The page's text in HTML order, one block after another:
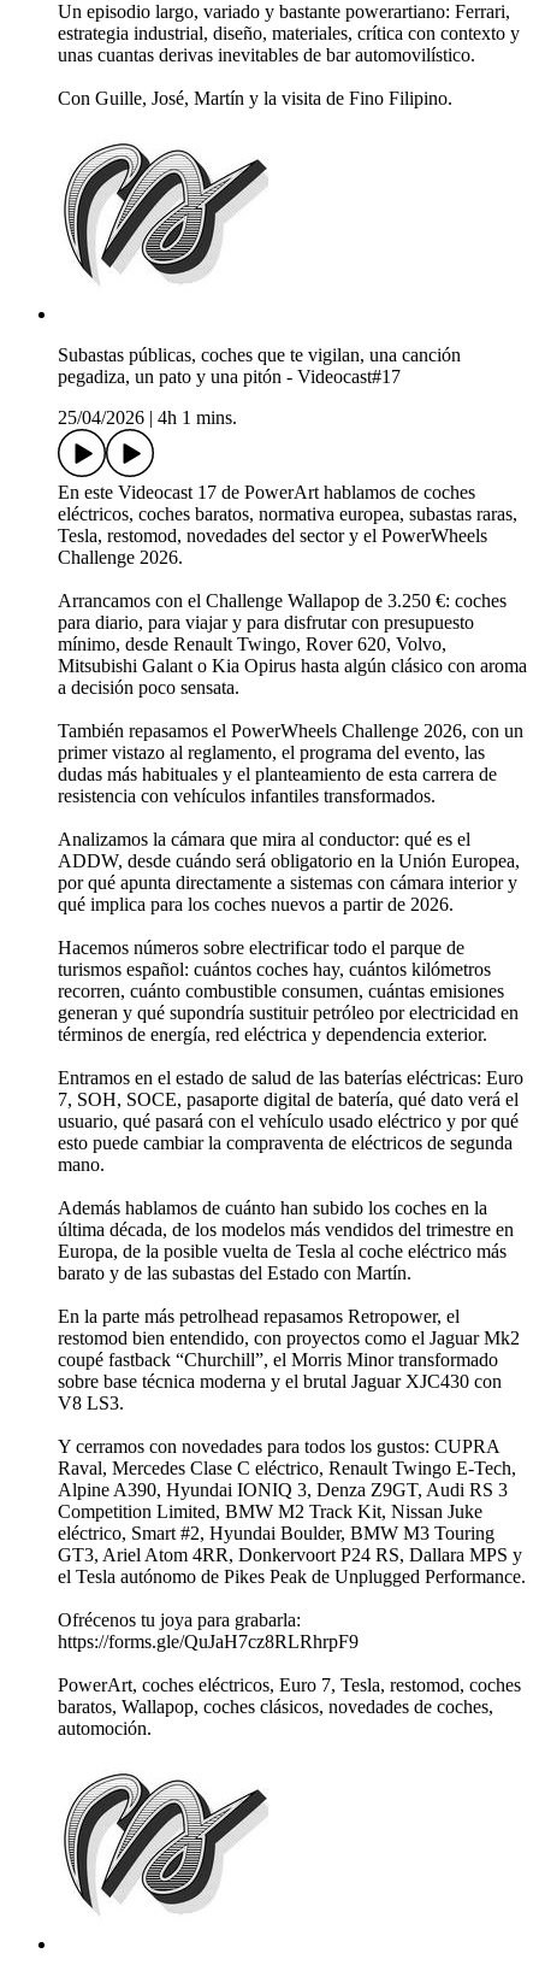
Un episodio largo, variado y bastante powerartiano: Ferrari,
estrategia industrial, diseño, materiales, crítica con contexto y
unas cuantas derivas inevitables de bar automovilístico.
Con Guille, José, Martín y la visita de Fino Filipino.
Subastas públicas, coches que te vigilan, una canción
pegadiza, un pato y una pitón - Videocast#17
25/04/2026
4h 1 mins.
En este Videocast 17 de PowerArt hablamos de coches
eléctricos, coches baratos, normativa europea, subastas raras,
Tesla, restomod, novedades del sector y el PowerWheels
Challenge 2026.
Arrancamos con el Challenge Wallapop de 3.250 €: coches
para diario, para viajar y para disfrutar con presupuesto
mínimo, desde Renault Twingo, Rover 620, Volvo,
Mitsubishi Galant o Kia Opirus hasta algún clásico con aroma
a decisión poco sensata.
También repasamos el PowerWheels Challenge 2026, con un
primer vistazo al reglamento, el programa del evento, las
dudas más habituales y el planteamiento de esta carrera de
resistencia con vehículos infantiles transformados.
Analizamos la cámara que mira al conductor: qué es el
ADDW, desde cuándo será obligatorio en la Unión Europea,
por qué apunta directamente a sistemas con cámara interior y
qué implica para los coches nuevos a partir de 2026.
Hacemos números sobre electrificar todo el parque de
turismos español: cuántos coches hay, cuántos kilómetros
recorren, cuánto combustible consumen, cuántas emisiones
generan y qué supondría sustituir petróleo por electricidad en
términos de energía, red eléctrica y dependencia exterior.
Entramos en el estado de salud de las baterías eléctricas: Euro
7, SOH, SOCE, pasaporte digital de batería, qué dato verá el
usuario, qué pasará con el vehículo usado eléctrico y por qué
esto puede cambiar la compraventa de eléctricos de segunda
mano.
Además hablamos de cuánto han subido los coches en la
última década, de los modelos más vendidos del trimestre en
Europa, de la posible vuelta de Tesla al coche eléctrico más
barato y de las subastas del Estado con Martín.
En la parte más petrolhead repasamos Retropower, el
restomod bien entendido, con proyectos como el Jaguar Mk2
coupé fastback “Churchill”, el Morris Minor transformado
sobre base técnica moderna y el brutal Jaguar XJC430 con
V8 LS3.
Y cerramos con novedades para todos los gustos: CUPRA
Raval, Mercedes Clase C eléctrico, Renault Twingo E-Tech,
Alpine A390, Hyundai IONIQ 3, Denza Z9GT, Audi RS 3
Competition Limited, BMW M2 Track Kit, Nissan Juke
eléctrico, Smart #2, Hyundai Boulder, BMW M3 Touring
GT3, Ariel Atom 4RR, Donkervoort P24 RS, Dallara MPS y
el Tesla autónomo de Pikes Peak de Unplugged Performance.
Ofrécenos tu joya para grabarla:
https://forms.gle/QuJaH7cz8RLRhrpF9
PowerArt, coches eléctricos, Euro 7, Tesla, restomod, coches
baratos, Wallapop, coches clásicos, novedades de coches,
automoción.